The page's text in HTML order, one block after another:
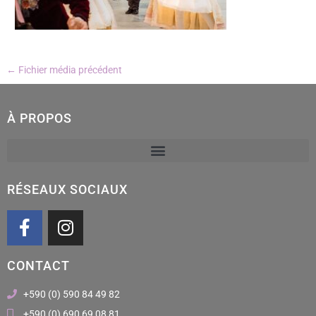
← Fichier média précédent
À PROPOS
RÉSEAUX SOCIAUX
F
a
e
b
o
I
n
t
a
g
CONTACT
+590 (0) 590 84 49 82
+590 (0) 690 69 08 81